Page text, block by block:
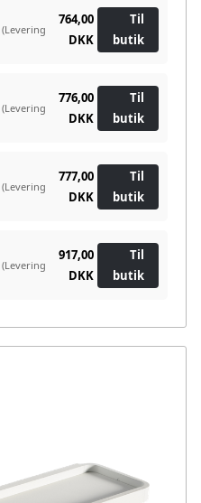
(Levering
764,00
DKK
Til
butik
(Levering
776,00
DKK
Til
butik
(Levering
777,00
DKK
Til
butik
(Levering
917,00
DKK
Til
butik